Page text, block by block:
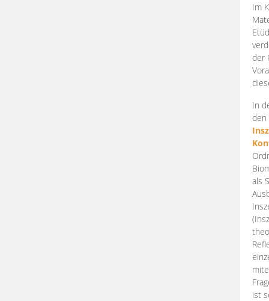
Im
der
In
den
als
ist